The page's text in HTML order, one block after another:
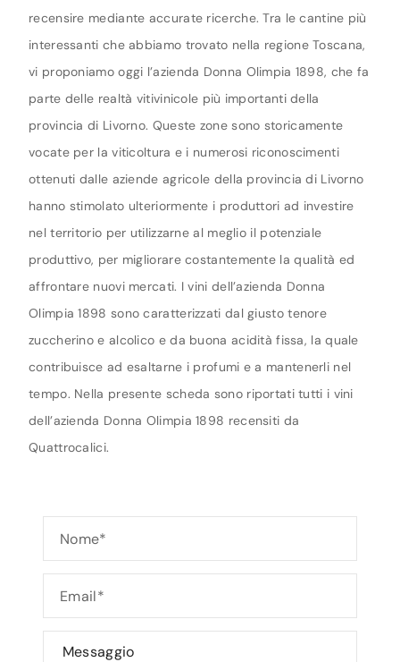
recensire mediante accurate ricerche. Tra le cantine più
interessanti che abbiamo trovato nella regione Toscana,
vi proponiamo oggi l’azienda Donna Olimpia 1898, che fa
parte delle realtà vitivinicole più importanti della
provincia di Livorno. Queste zone sono storicamente
vocate per la viticoltura e i numerosi riconoscimenti
ottenuti dalle aziende agricole della provincia di Livorno
hanno stimolato ulteriormente i produttori ad investire
nel territorio per utilizzarne al meglio il potenziale
produttivo, per migliorare costantemente la qualità ed
affrontare nuovi mercati. I vini dell’azienda Donna
Olimpia 1898 sono caratterizzati dal giusto tenore
zuccherino e alcolico e da buona acidità fissa, la quale
contribuisce ad esaltarne i profumi e a mantenerli nel
tempo. Nella presente scheda sono riportati tutti i vini
dell’azienda Donna Olimpia 1898 recensiti da
Quattrocalici.